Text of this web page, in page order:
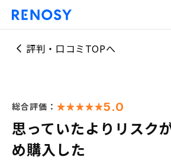
評判・口コミTOPへ
総合評価： 5.0
思っていたよりリスク
め購入した